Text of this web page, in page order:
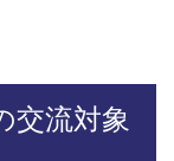
交流対象